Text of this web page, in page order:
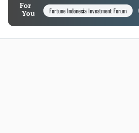
For
You
Fortune Indonesia Investment Forum